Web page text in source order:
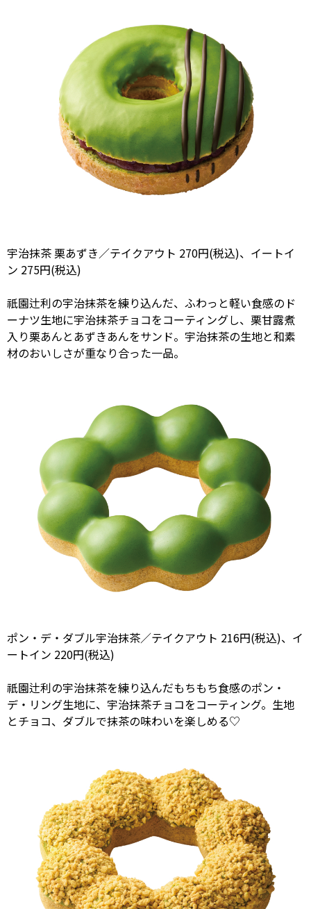
宇治抹茶 栗あずき／テイクアウト 270円(税込)、イートイ
ン 275円(税込)
祇園辻利の宇治抹茶を練り込んだ、ふわっと軽い食感のド
ーナツ生地に宇治抹茶チョコをコーティングし、栗甘露煮
入り栗あんとあずきあんをサンド。宇治抹茶の生地と和素
材のおいしさが重なり合った一品。
ポン・デ・ダブル宇治抹茶／テイクアウト 216円(税込)、イ
ートイン 220円(税込)
祇園辻利の宇治抹茶を練り込んだもちもち食感のポン・
デ・リング生地に、宇治抹茶チョコをコーティング。生地
とチョコ、ダブルで抹茶の味わいを楽しめる♡